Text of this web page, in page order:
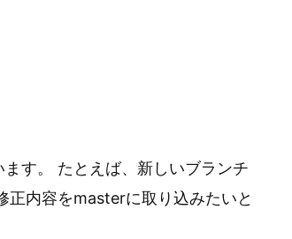
す。 たとえば、新しいブランチ
正内容をmasterに取り込みたいと